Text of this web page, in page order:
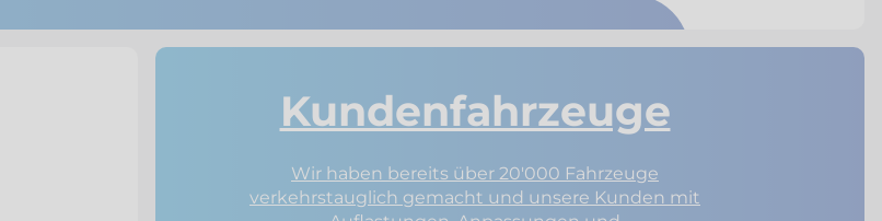
Kundenfahrzeuge
Wir haben bereits über 20'000 Fahrzeuge
verkehrstauglich gemacht und unsere Kunden mit